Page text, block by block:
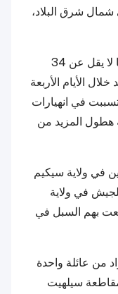
شمال شرق البلاد،
وأفادت السلطات ووسائل الإعلام أن ما لا يقل عن 34
الأيام الأربعة
في انهيارات
هطول المزيد من
في ولاية سيكيم
في ولاية
من 500 شخص تقطعت بهم السبل في
من عائلة واحدة
سيلهيت